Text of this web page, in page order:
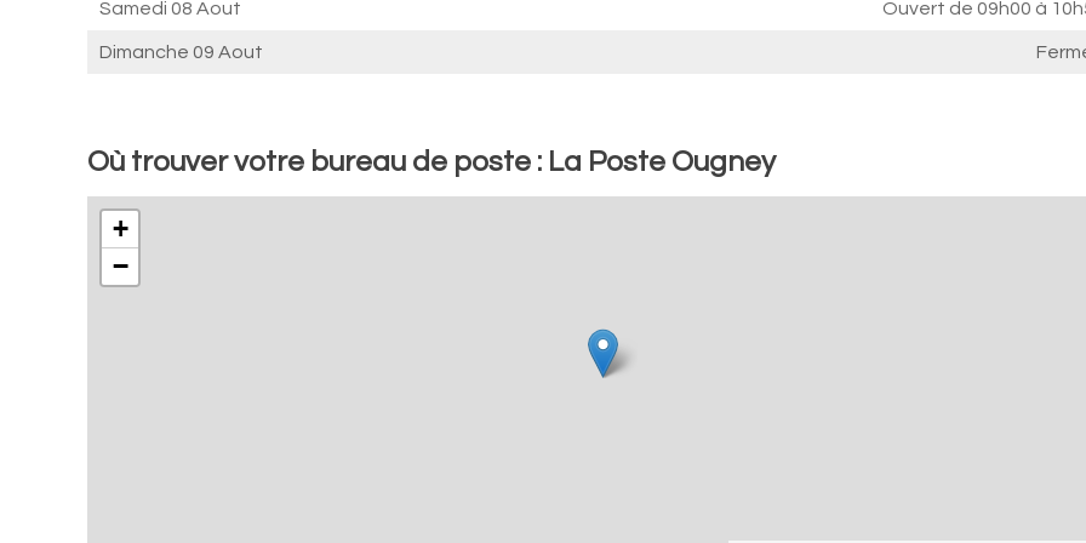
Samedi 08 Aout Ouvert de 09h00 à
Dimanche 09 Aout
Où trouver votre bureau de poste : La Poste Ougney
+
−